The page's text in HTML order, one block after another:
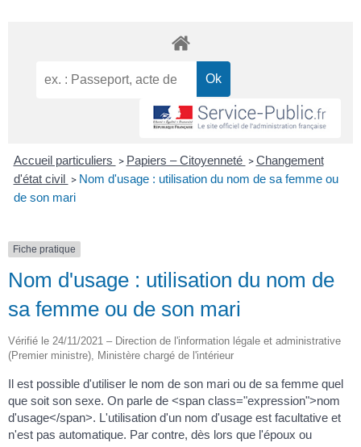
Accueil particuliers > Papiers – Citoyenneté > Changement
d'état civil > Nom d'usage : utilisation du nom de sa femme ou
de son mari
Fiche pratique
Nom d'usage : utilisation du nom de
sa femme ou de son mari
Vérifié le 24/11/2021 – Direction de l'information légale et administrative
(Premier ministre), Ministère chargé de l'intérieur
Il est possible d'utiliser le nom de son mari ou de sa femme quel
que soit son sexe. On parle de <span class="expression">nom
d'usage</span>. L'utilisation d'un nom d'usage est facultative et
n'est pas automatique. Par contre, dès lors que l'époux ou